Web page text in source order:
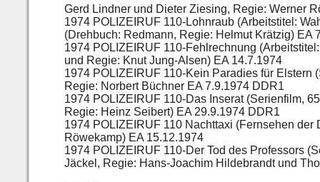
Gerd Lindner und Dieter Ziesing, Regie: Werner
1974 POLIZEIRUF 110-Lohnraub (Arbeitstitel:
(Drehbuch: Redmann, Regie: Helmut Krätzig) EA
1974 POLIZEIRUF 110-Fehlrechnung
und Regie: Knut Jung-Alsen) EA 14.7.1974
1974 POLIZEIRUF 110-Kein Paradies für Elstern
Regie: Norbert Büchner EA 7.9.1974 DDR1
1974 POLIZEIRUF 110-Das Inserat (Serienfilm,
Regie: Heinz Seibert) EA 29.9.1974 DDR1
1974 POLIZEIRUF 110 Nachttaxi (Fernsehen
Röwekamp) EA 15.12.1974
1974 POLIZEIRUF 110-Der Tod des Professors
Jäckel, Regie: Hans-Joachim Hildebrandt und